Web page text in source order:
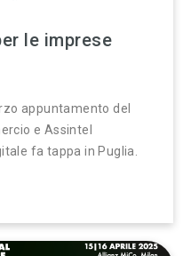
le imprese
appuntamento del
e Assintel
fa tappa in Puglia.